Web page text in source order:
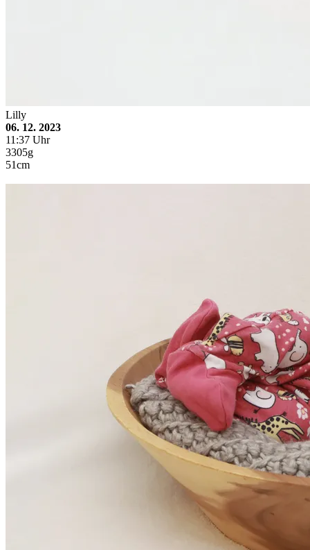
Lilly
06. 12. 2023
11:37 Uhr
3305g
51cm